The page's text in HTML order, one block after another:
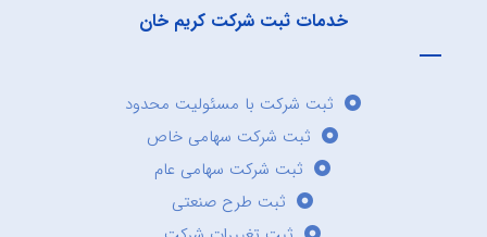
خدمات ثبت شرکت کریم خان
ثبت شرکت با مسئولیت محدود
ثبت شرکت سهامی خاص
ثبت شرکت سهامی عام
ثبت طرح صنعتی